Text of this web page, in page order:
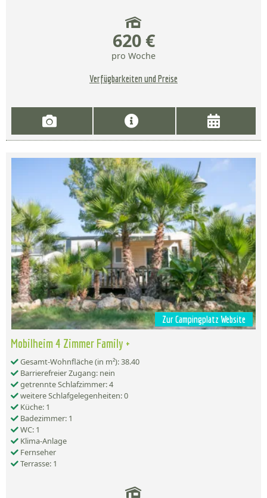
620 €
pro Woche
Verfügbarkeiten und Preise
Zur Campingplatz Website
Mobilheim 4 Zimmer Family +
Gesamt-Wohnfläche (in m²): 38.40
Barrierefreier Zugang: nein
getrennte Schlafzimmer: 4
weitere Schlafgelegenheiten: 0
Küche: 1
Badezimmer: 1
WC: 1
Klima-Anlage
Fernseher
Terrasse: 1